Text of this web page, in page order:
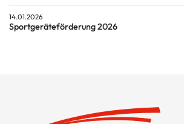
14.01.2026
Sportgeräteförderung 2026